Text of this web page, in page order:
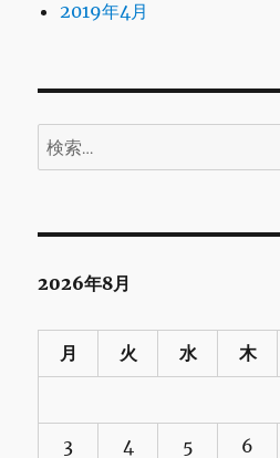
2019年4月
検
索:
2026年8月
月 火 水 木
3 4 5 6